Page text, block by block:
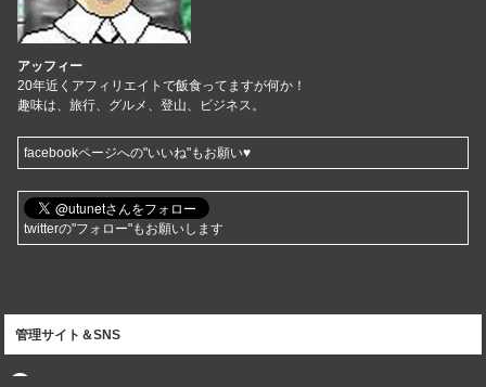
アッフィー
20年近くアフィリエイトで飯食ってますが何か！
趣味は、旅行、グルメ、登山、ビジネス。
facebookページへの"いいね"もお願い♥
twitterの"フォロー"もお願いします
管理サイト＆SNS